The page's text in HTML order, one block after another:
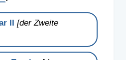
II [der Zweite